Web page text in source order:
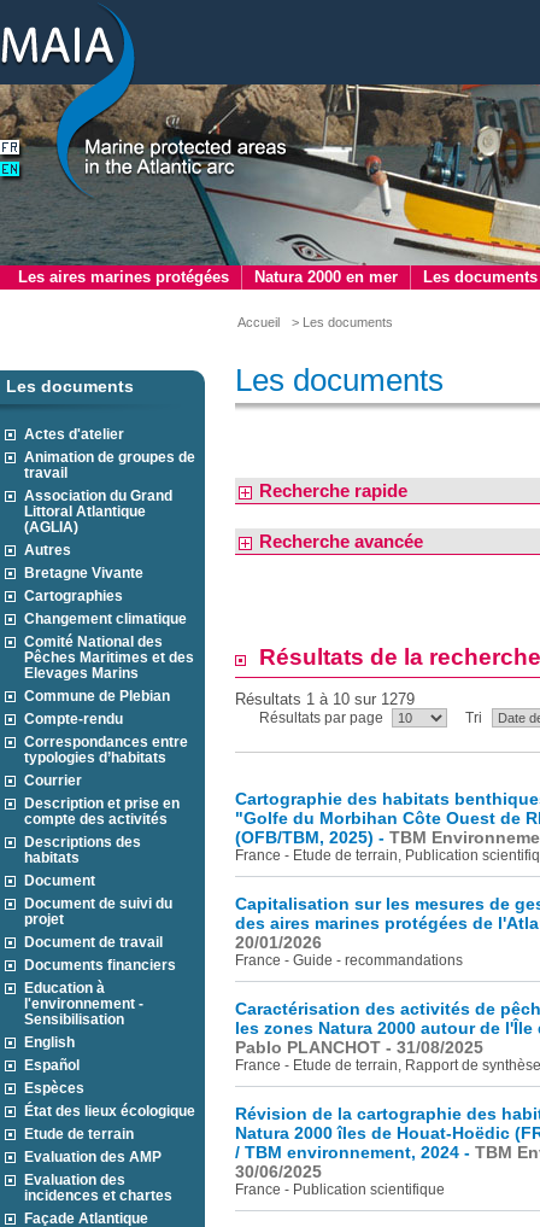
Les aires marines protégées Natura 2000 en mer Les documents
Accueil > Les documents
Les documents
Actes d'atelier
Animation de groupes de
travail
Association du Grand
Littoral Atlantique
(AGLIA)
Autres
Bretagne Vivante
Cartographies
Changement climatique
Comité National des
Pêches Maritimes et des
Elevages Marins
Commune de Plebian
Compte-rendu
Correspondances entre
typologies d’habitats
Courrier
Description et prise en
compte des activités
Descriptions des
habitats
Document
Document de suivi du
projet
Document de travail
Documents financiers
Education à
l'environnement -
Sensibilisation
English
Español
Espèces
État des lieux écologique
Etude de terrain
Evaluation des AMP
Evaluation des
incidences et chartes
Façade Atlantique
Les documents
Recherche rapide
Recherche avancée
Résultats de la recherche
Résultats 1 à 10 sur 1279
Résultats par page Tri
Cartographie des habitats
"Golfe du Morbihan Côte Ouest de
(OFB/TBM, 2025) - TBM
France - Etude de terrain, Publication
Capitalisation sur les mesures de
des aires marines protégées de
20/01/2026
France - Guide - recommandations
Caractérisation des activités de
les zones Natura 2000 autour de l'Île
Pablo PLANCHOT - 31/08/2025
France - Etude de terrain, Rapport de synthèse
Révision de la cartographie des
Natura 2000 îles de Houat-Hoëdic
/ TBM environnement, 2024 - TBM
30/06/2025
France - Publication scientifique